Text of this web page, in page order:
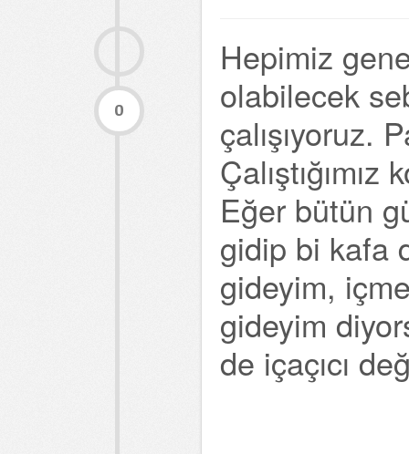
0
Hepimiz
olabilecek
çalışıyoruz.
Eğer bütün
gidip bi kafa
gideyim,
gideyim
de içaçıcı